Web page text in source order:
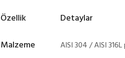
Özellik
Detaylar
Malzeme
AISI 304 / AISI